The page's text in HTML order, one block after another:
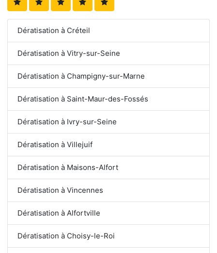
Dératisation à Créteil
Dératisation à Vitry-sur-Seine
Dératisation à Champigny-sur-Marne
Dératisation à Saint-Maur-des-Fossés
Dératisation à Ivry-sur-Seine
Dératisation à Villejuif
Dératisation à Maisons-Alfort
Dératisation à Vincennes
Dératisation à Alfortville
Dératisation à Choisy-le-Roi